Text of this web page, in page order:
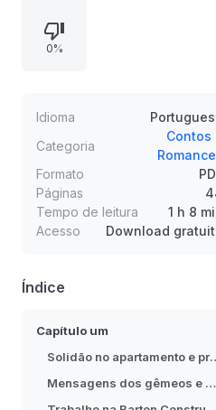
formatura dos gêmeos Barton,
Owen e Elias, cujo contato e
protagonista alterna entre culpa,
fantasias confusas e a tentativa
manter o foco em trabalho,
e compromissos familiares
empresa do pai dos gêmeos.
0%
Idioma
Categoria
Contos
Formato
Páginas
Tempo de leitura
1 h 8
Acesso
Download
Índice
Capítulo um
Solidão no
Mensagens dos gêmeos e decisão de participar